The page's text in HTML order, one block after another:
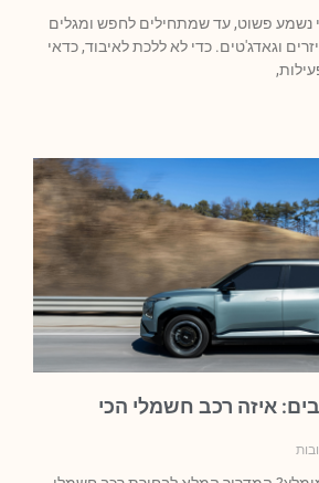
נשמע פשוט, עד שמתחילים לחפש ומגלים
וגאדג'טים. כדי לא ללכת לאיבוד, כדאי
איזה רכב חשמלי הכי